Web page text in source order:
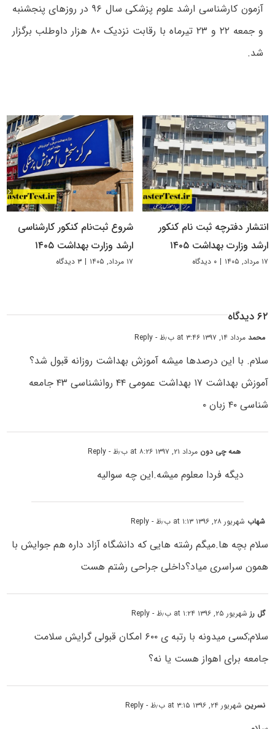
آزمون کارشناسی ارشد علوم پزشکی سال ۹۶ در روزهای پنجشنبه
و جمعه ۲۲ و ۲۳ تیرماه با رقابت نزدیک ۸۰ هزار داوطلب برگزار
شد.
انتشار دفترچه ثبت نام کنکور
ارشد وزارت بهداشت ۱۴۰۵
۱۷ مرداد, ۱۴۰۵ | ۰ دیدگاه
شروع ثبت‌نام کنکور کارشناسی
ارشد وزارت بهداشت ۱۴۰۵
۱۷ مرداد, ۱۴۰۵ | ۳ دیدگاه
۶۲ دیدگاه
محمدمرداد ۱۴, ۱۳۹۷ at ۳:۴۶ ب٫ظ - Reply
سلام. با این درصدها میشه آموزش بهداشت روزانه قبول شد؟
آموزش بهداشت ۱۷ بهداشت عمومی ۴۴ روانشناسی ۴۳ جامعه
شناسی ۴۰ زبان ۰
همه چی دون مرداد ۲۱, ۱۳۹۷ at ۸:۲۶ ب٫ظ - Reply
دیگه فردا معلوم میشه.این چه سوالیه
شهاب شهریور ۲۸, ۱۳۹۶ at ۱:۱۳ ب٫ظ - Reply
سلام بچه ها.میگم رشته هایی که دانشگاه آزاد داره هم جوایش با
همون سراسری میاد؟داخلی جراحی رشتم هست
گل رز شهریور ۲۵, ۱۳۹۶ at ۱:۲۴ ب٫ظ - Reply
سلام;کسی میدونه با رتبه ی ۶۰۰ امکان قبولی گرایش سلامت
جامعه برای اهواز هست یا نه؟
نسرین شهریور ۲۴, ۱۳۹۶ at ۳:۱۵ ب٫ظ - Reply